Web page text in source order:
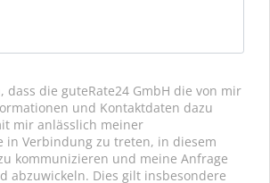
dass die guteRate24 GmbH die von mir
und Kontaktdaten dazu
mir anlässlich meiner
in Verbindung zu treten, in diesem
kommunizieren und meine Anfrage
abzuwickeln. Dies gilt insbesondere